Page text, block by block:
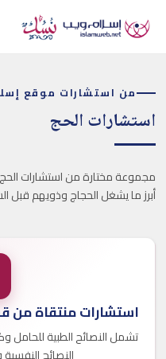
من استشارات موقع
استشارات الحج
مجموعة مختارة من استشارات الحج
أبرز ما يشغل الحجاج وذويهم قبل
استشارات منتقاة من
تشمل النصائح الطبية للحامل